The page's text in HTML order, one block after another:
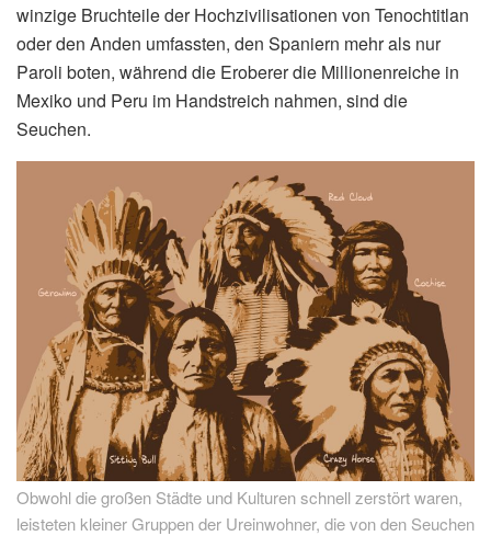
winzige Bruchteile der Hochzivilisationen von Tenochtitlan
oder den Anden umfassten, den Spaniern mehr als nur
Paroli boten, während die Eroberer die Millionenreiche in
Mexiko und Peru im Handstreich nahmen, sind die
Seuchen.
Obwohl die großen Städte und Kulturen schnell zerstört waren,
leisteten kleiner Gruppen der Ureinwohner, die von den Seuchen